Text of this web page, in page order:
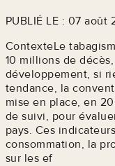
PUBLIÉ LE : 07 août
ContexteLe
10 millions de
développement, si
tendance, la
mise en place, en
de suivi, pour
pays. Ces
consommation, la
sur les ef